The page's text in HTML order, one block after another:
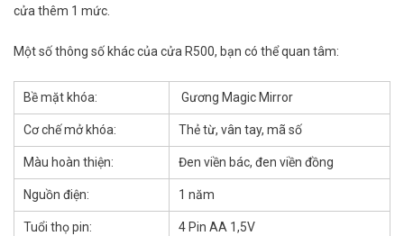
cửa thêm 1 mức.
Một số thông số khác của cửa R500, bạn có thể quan tâm:
Bề mặt khóa: Gương Magic Mirror
Cơ chế mở khóa: Thẻ từ, vân tay, mã số
Màu hoàn thiện: Đen viền bác, đen viền đồng
Nguồn điện: 1 năm
Tuổi thọ pin: 4 Pin AA 1,5V